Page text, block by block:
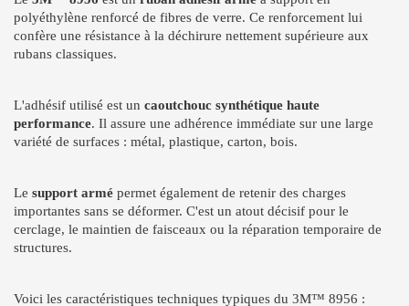
polyéthylène renforcé de fibres de verre. Ce renforcement lui
confère une résistance à la déchirure nettement supérieure aux
rubans classiques.
L'adhésif utilisé est un caoutchouc synthétique haute
performance. Il assure une adhérence immédiate sur une large
variété de surfaces : métal, plastique, carton, bois.
Le support armé permet également de retenir des charges
importantes sans se déformer. C'est un atout décisif pour le
cerclage, le maintien de faisceaux ou la réparation temporaire de
structures.
Voici les caractéristiques techniques typiques du 3M™ 8956 :